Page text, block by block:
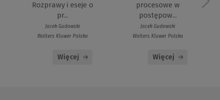
Rozprawy i eseje o
pr...
Jacek Gudowski
Wolters Kluwer Polska
Więcej
procesowe w
postępow...
Jacek Gudowski
Wolters Kluwer Polska
Więcej